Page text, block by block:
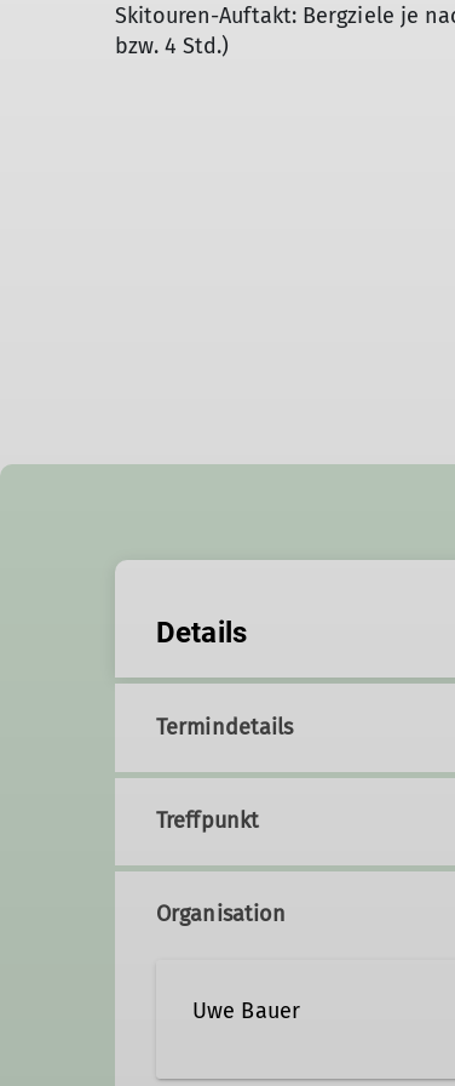
Skitouren-Auftakt: Bergziele je
bzw. 4 Std.)
Details
Termindetails
Treffpunkt
Organisation
Uwe Bauer